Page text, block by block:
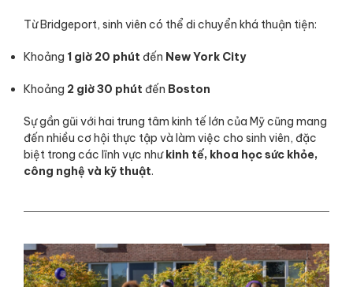
Từ Bridgeport, sinh viên có thể di chuyển khá thuận tiện:
Khoảng 1 giờ 20 phút đến New York City
Khoảng 2 giờ 30 phút đến Boston
Sự gần gũi với hai trung tâm kinh tế lớn của Mỹ cũng mang
đến nhiều cơ hội thực tập và làm việc cho sinh viên, đặc
biệt trong các lĩnh vực nhưkinh tế, khoa học sức khỏe,
công nghệ và kỹ thuật.